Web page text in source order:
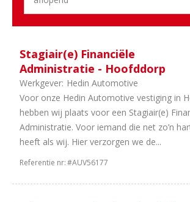
overleg
Stagiair(e) Financiële
Administratie - Hoofddorp
Werkgever: Hedin Automotive
Voor onze Hedin Automotive vestiging in
hebben wij plaats voor een Stagiair(e)
Administratie. Voor iemand die net zo’n
heeft als wij. Hier verzorgen we de...
Referentie nr:#AUV56177